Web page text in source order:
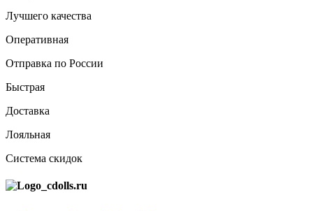
Лучшего качества
Оперативная
Отправка по России
Быстрая
Доставка
Лояльная
Система скидок